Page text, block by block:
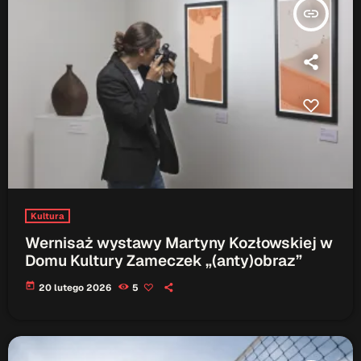
insert_link
Kultura
Wernisaż wystawy Martyny Kozłowskiej w
Domu Kultury Zameczek „(anty)obraz”
today 20 lutego 2026 5